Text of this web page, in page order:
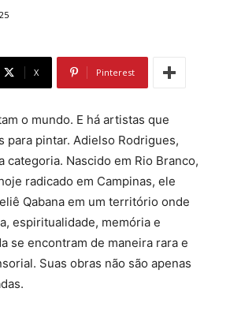
X Pinterest
o mundo. E há artistas que
para pintar. Adielso Rodrigues,
categoria. Nascido em Rio Branco,
radicado em Campinas, ele
Qabana em um território onde
espiritualidade, memória e
se encontram de maneira rara e
Suas obras não são apenas